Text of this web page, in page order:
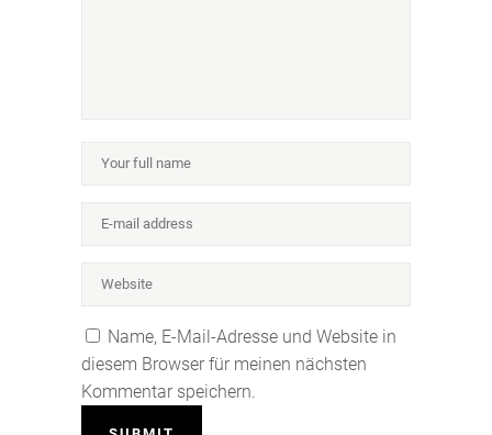
Name, E-Mail-Adresse und Website in
diesem Browser für meinen nächsten
Kommentar speichern.